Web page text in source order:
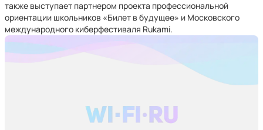
также выступает партнером проекта профессиональной
ориентации школьников «Билет в будущее» и Московского
международного киберфестиваля Rukami.